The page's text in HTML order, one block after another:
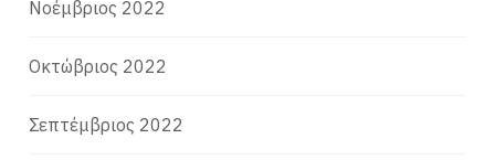
Νοέμβριος 2022
Οκτώβριος 2022
Σεπτέμβριος 2022